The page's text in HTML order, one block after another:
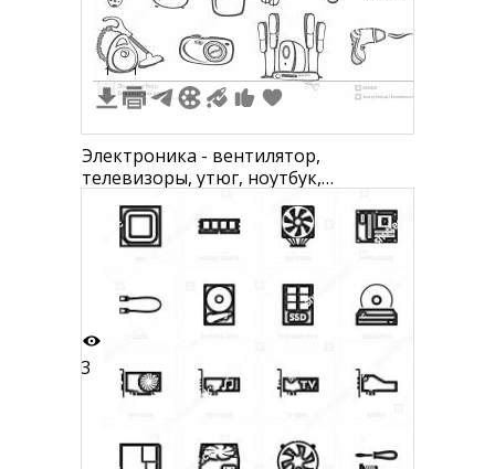
1 1
Электроника - вентилятор,
телевизоры, утюг, ноутбук,
магнитофон, кастрюля, сковорода,
микроволновка, мобильные
телефоны, миксер, холодильник,
управления, кофеварка, пылесос,
цифровая камера, колонки, фен
3